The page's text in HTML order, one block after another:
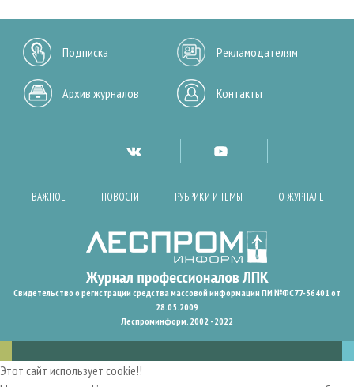
Подписка Рекламодателям
Архив журналов Контакты
ВАЖНОЕ НОВОСТИ РУБРИКИ И ТЕМЫ О ЖУРНАЛЕ
Свидетельство о регистрации средства массовой информации ПИ №ФС77-36401 от
28.05.2009
Леспроминформ. 2002 - 2022
Этот сайт использует cookie!!